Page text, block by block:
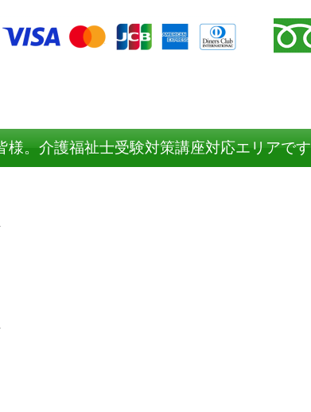
様。介護福祉士受験対策講座対応エリアです